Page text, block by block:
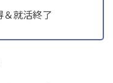
就活終了